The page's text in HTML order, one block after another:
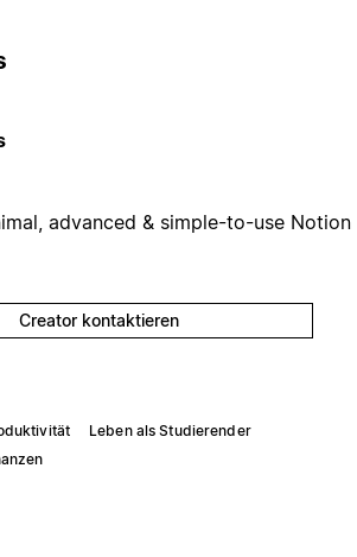
advanced & simple-to-use Notion
Creator kontaktieren
Leben als Studierender